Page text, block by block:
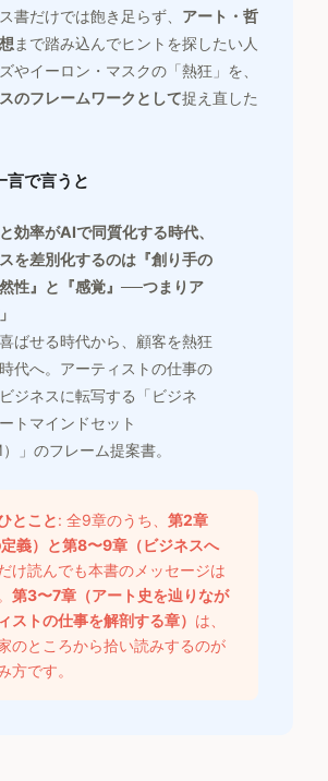
書だけでは飽き足らず、 アート・哲
まで踏み込んでヒントを探したい人
やイーロン・マスクの「熱狂」を、
のフレームワークとして捉え直した
言で言うと
と効率がAIで同質化する時代、
を差別化するのは『創り手の
性』と『感覚』──つまりア
ばせる時代から、顧客を熱狂
代へ。アーティストの仕事の
ジネスに転写する「ビジネ
トマインドセット
）」のフレーム提案書。
とこと: 全9章のうち、 第2章
定義）と第8〜9章（ビジネスへ
け読んでも本書のメッセージは
第3〜7章（アート史を辿りなが
ストの仕事を解剖する章） は、
のところから拾い読みするのが
方です。